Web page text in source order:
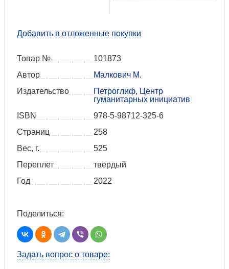
Добавить в отложенные покупки
Товар №
101873
Автор
Малкович М.
Издательство
Петроглиф, Центр
гуманитарных инициатив
ISBN
978-5-98712-325-6
Страниц
258
Вес, г.
525
Переплет
твердый
Год
2022
Поделиться:
Задать вопрос о товаре: